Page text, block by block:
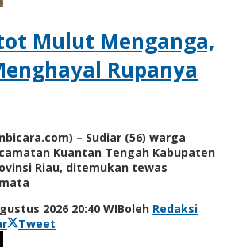
Mulut Menganga,
Rupanya
– Sudiar (56) warga
Kuantan Tengah Kabupaten
Riau, ditemukan tewas
2026 20:40 WIBoleh Redaksi
Tweet